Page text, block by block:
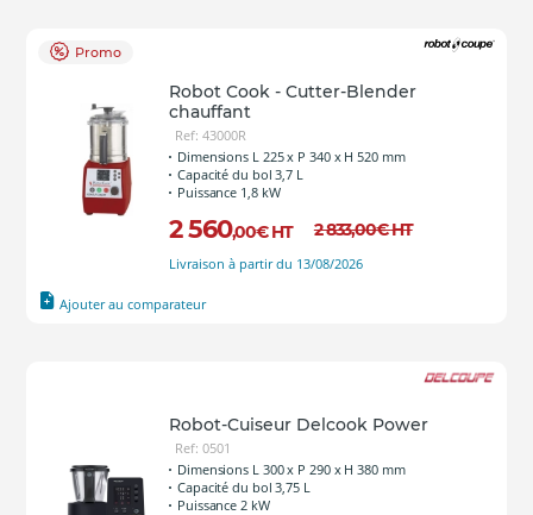
Promo
Robot Cook - Cutter-Blender
chauffant
Ref: 43000R
Dimensions L 225 x P 340 x H 520 mm
Capacité du bol 3,7 L
Puissance 1,8 kW
2 560,00€ HT 2 833,00€HT
Livraison à partir du 13/08/2026
Ajouter au comparateur
Robot-Cuiseur Delcook Power
Ref: 0501
Dimensions L 300 x P 290 x H 380 mm
Capacité du bol 3,75 L
Puissance 2 kW